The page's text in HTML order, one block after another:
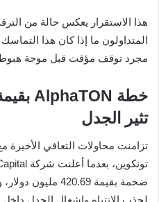
هذا الاستقرار يعكس حالة من
المتداولون ما إذا كان هذا
مجرد توقف مؤقت قبل موجة
تثير الجدل
تزامنت محاولات التعافي
ضخمة بقيمة